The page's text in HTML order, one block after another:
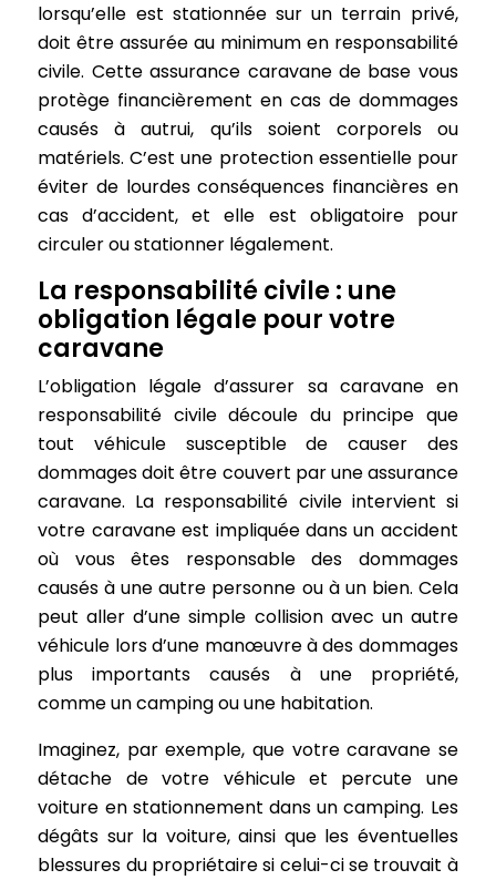
lorsqu’elle est stationnée sur un terrain privé,
doit être assurée au minimum en responsabilité
civile. Cette assurance caravane de base vous
protège financièrement en cas de dommages
causés à autrui, qu’ils soient corporels ou
matériels. C’est une protection essentielle pour
éviter de lourdes conséquences financières en
cas d’accident, et elle est obligatoire pour
circuler ou stationner légalement.
La responsabilité civile : une
obligation légale pour votre
caravane
L’obligation légale d’assurer sa caravane en
responsabilité civile découle du principe que
tout véhicule susceptible de causer des
dommages doit être couvert par une assurance
caravane. La responsabilité civile intervient si
votre caravane est impliquée dans un accident
où vous êtes responsable des dommages
causés à une autre personne ou à un bien. Cela
peut aller d’une simple collision avec un autre
véhicule lors d’une manœuvre à des dommages
plus importants causés à une propriété,
comme un camping ou une habitation.
Imaginez, par exemple, que votre caravane se
détache de votre véhicule et percute une
voiture en stationnement dans un camping. Les
dégâts sur la voiture, ainsi que les éventuelles
blessures du propriétaire si celui-ci se trouvait à